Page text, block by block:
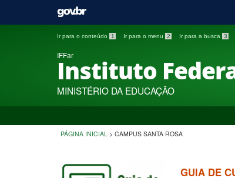
Ir para o conteúdo 1 Ir para o menu 2 Ir para a busca 3
IFFar
Instituto
MINISTÉRIO DA EDUCAÇÃO
PÁGINA INICIAL > CAMPUS SANTA ROSA
GUIA DE